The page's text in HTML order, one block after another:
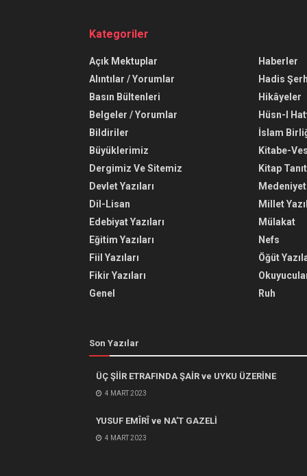
Kategoriler
Açık Mektuplar
Alıntılar / Yorumlar
Basın Bültenleri
Belgeler / Yorumlar
Bildiriler
Büyüklerimiz
Dergimiz Ve Sitemiz
Devlet Yazıları
Dil-Lisan
Edebiyat Yazıları
Eğitim Yazıları
Fiil Yazıları
Fikir Yazıları
Genel
Haberler
Hadis
Hikâyeler
Hüsn-I
İslam
Kitabe-
Kitap
Medeniyet
Millet
Mülakat
Nefs
Öğüt
Ruh
Son Yazılar
ÜÇ ŞİİR ETRAFINDA ŞAİR ve UYKU ÜZERİNE
4 MART 2023
YUSUF EMÎRÎ ve NA’T GAZELİ
4 MART 2023